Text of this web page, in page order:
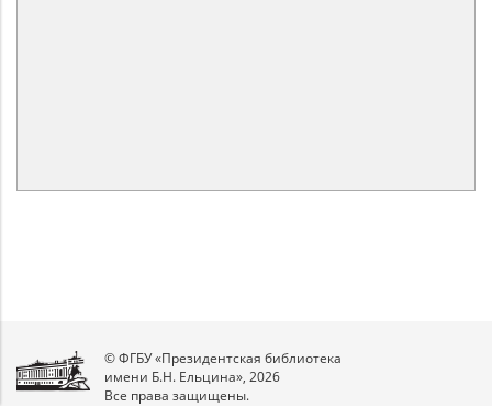
© ФГБУ «Президентская библиотека
имени Б.Н. Ельцина», 2026
Все права защищены.